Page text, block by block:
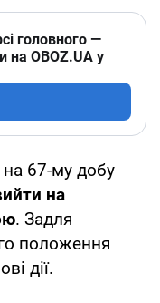
головного —
на OBOZ.UA у
на 67-му добу
на
. Задля
положення
дії.